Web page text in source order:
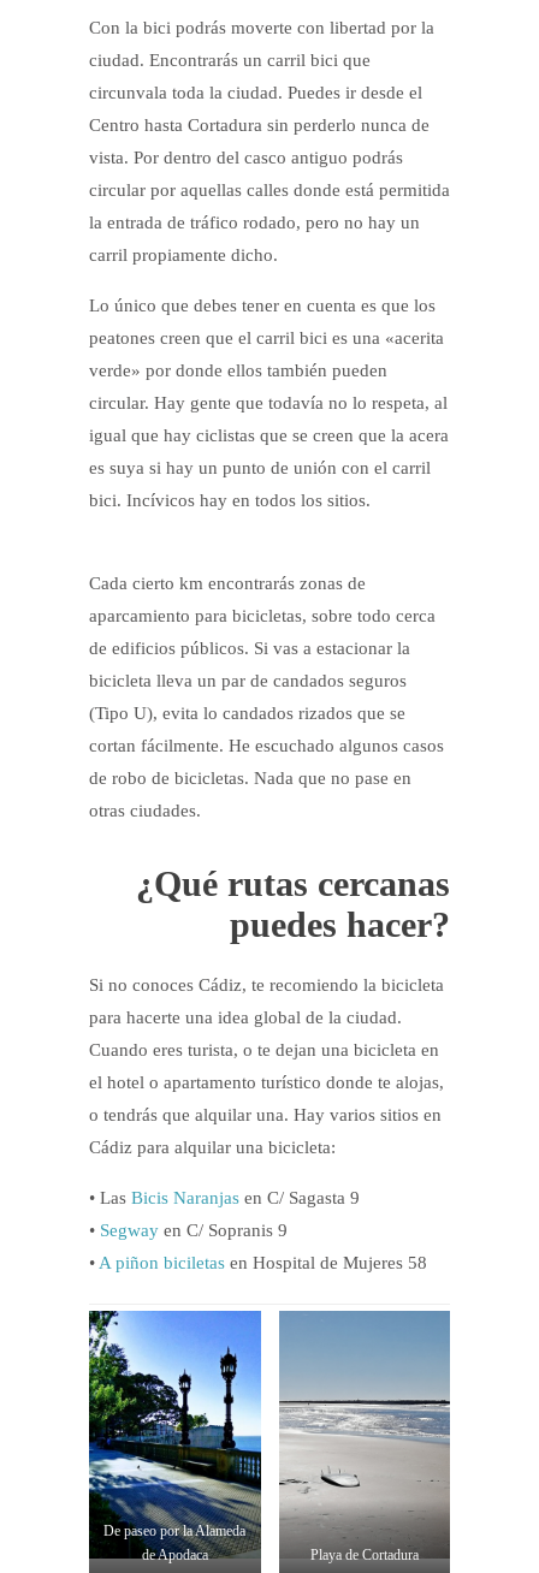
Con la bici podrás moverte con libertad por la
ciudad. Encontrarás un carril bici que
circunvala toda la ciudad. Puedes ir desde el
Centro hasta Cortadura sin perderlo nunca de
vista. Por dentro del casco antiguo podrás
circular por aquellas calles donde está permitida
la entrada de tráfico rodado, pero no hay un
carril propiamente dicho.
Lo único que debes tener en cuenta es que los
peatones creen que el carril bici es una «acerita
verde» por donde ellos también pueden
circular. Hay gente que todavía no lo respeta, al
igual que hay ciclistas que se creen que la acera
es suya si hay un punto de unión con el carril
bici. Incívicos hay en todos los sitios.
Cada cierto km encontrarás zonas de
aparcamiento para bicicletas, sobre todo cerca
de edificios públicos. Si vas a estacionar la
bicicleta lleva un par de candados seguros
(Tipo U), evita lo candados rizados que se
cortan fácilmente. He escuchado algunos casos
de robo de bicicletas. Nada que no pase en
otras ciudades.
¿Qué rutas cercanas
puedes hacer?
Si no conoces Cádiz, te recomiendo la bicicleta
para hacerte una idea global de la ciudad.
Cuando eres turista, o te dejan una bicicleta en
el hotel o apartamento turístico donde te alojas,
o tendrás que alquilar una. Hay varios sitios en
Cádiz para alquilar una bicicleta:
• Las Bicis Naranjas en C/ Sagasta 9
• Segway en C/ Sopranis 9
• A piñon biciletas en Hospital de Mujeres 58
De paseo por la Alameda
de Apodaca
Playa de Cortadura